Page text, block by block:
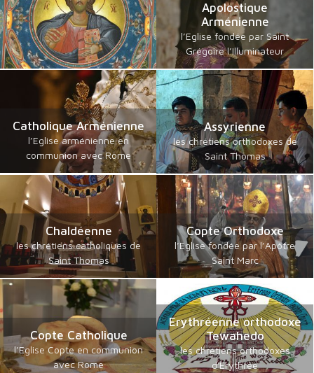
Apolostique
Arménienne
l’Eglise fondée par Saint
Grégoire l’Illuminateur
Catholique Arménienne
l’Eglise arménienne en
communion avec Rome
Assyrienne
les chrétiens orthodoxes de
Saint Thomas
Chaldéenne
les chrétiens catholiques de
Saint Thomas
Copte Orthodoxe
l’Eglise fondée par l’Apôtre
Saint Marc
Copte Catholique
l’Eglise Copte en communion
avec Rome
Erythréenne orthodoxe
Tewahedo
les chrétiens orthodoxes
d'Erythrée